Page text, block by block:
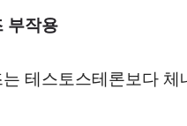
부작용
테스토스테론보다